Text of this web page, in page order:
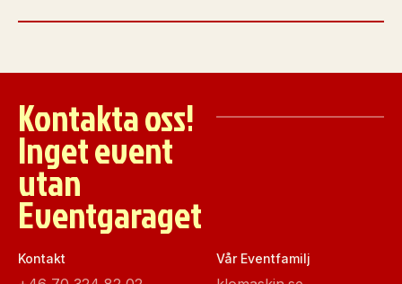
Kontakta oss!
Inget event
utan
Eventgaraget
Kontakt Vår Eventfamilj